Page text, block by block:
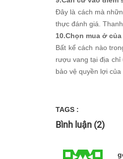
Đây là cách mà
thực đánh giá.
10.Chọn mua ở
Bất kể cách nào
rượu vang tại địa chỉ
bảo vệ quyền lợi
TAGS :
Bình luận (2)